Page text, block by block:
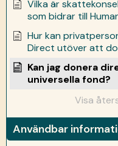
Vilka är
som bidrar till
Hur kan
Direct utöver att
Kan jag donera
universella fond?
Visa
Användbar